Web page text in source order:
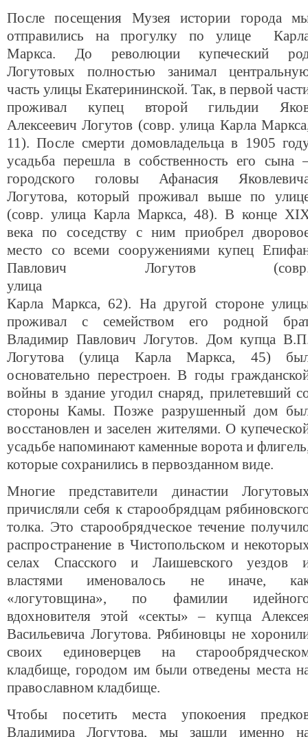
После посещения Музея истории города
отправились на прогулку по улице
Маркса. До революции купеческий
Логутовых полностью занимал
часть улицы Екатерининской. Так, в первой
проживал купец второй гильдии
Алексеевич Логутов (совр. улица Карла
11). После смерти домовладельца в 1905
усадьба перешла в собственность его сына
городского головы Афанасия
Логутова, который проживал выше по
(совр. улица Карла Маркса, 48). В конце
века по соседству с ним приобрел
место со всеми сооружениями купец
Павлович Логутов
Карла Маркса, 62). На другой стороне
проживал с семейством его родной
Владимир Павлович Логутов. Дом купца
Логутова (улица Карла Маркса, 45)
основательно перестроен. В годы
войны в здание угодил снаряд, прилетевший
стороны Камы. Позже разрушенный дом
восстановлен и заселен жителями. О
усадьбе напоминают каменные ворота и
которые сохранились в первозданном виде.
Многие представители династии
причисляли себя к старообрядцам
толка. Это старообрядческое течение
распространение в Чистопольском и
селах Спасского и Лаишевского уездов
властями именовалось не иначе,
«логутовщина», по фамилии
вдохновителя этой «секты» – купца
Васильевича Логутова. Рябиновцы не
своих единоверцев на
кладбище, городом им были отведены места
православном кладбище.
Чтобы посетить места упокоения
Владимира Логутова, мы зашли именно